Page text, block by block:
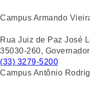
Campus Armando
Rua Juiz de Paz José
35030-260,
(33) 3279-5200
Campus Antônio